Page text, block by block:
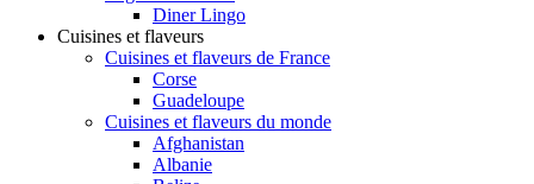
Diner Lingo
Cuisines et flaveurs
Cuisines et flaveurs de France
Corse
Guadeloupe
Cuisines et flaveurs du monde
Afghanistan
Albanie